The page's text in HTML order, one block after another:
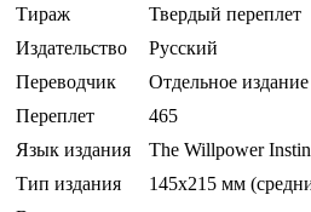
Тираж
Твердый переплет
Издательство
Русский
Переводчик
Отдельное издание
Переплет
465
Язык издания
The Willpower
Тип издания
145х215 мм